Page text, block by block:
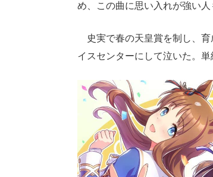
め、この曲に思い入れが強い人
史実で春の天皇賞を制し、育
イスセンターにして泣いた。